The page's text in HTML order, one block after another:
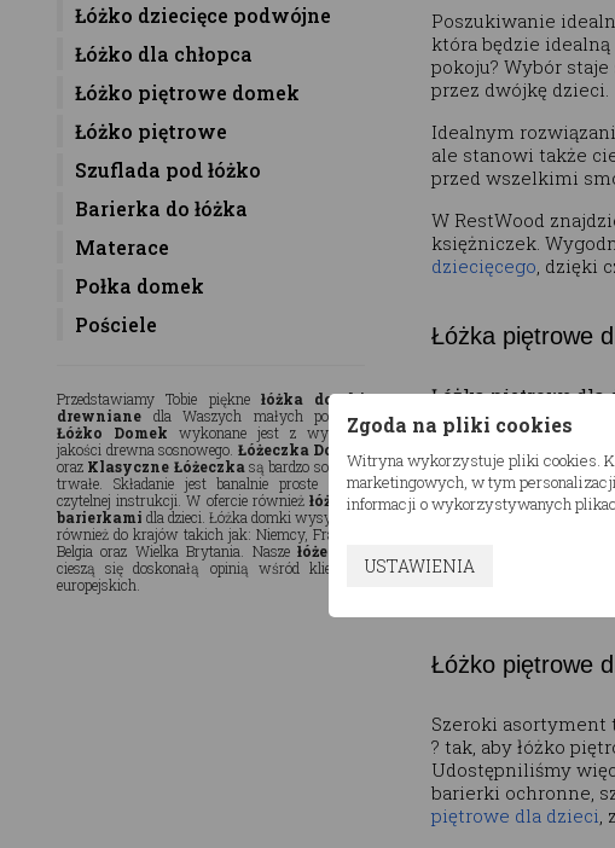
Łóżko dziecięce podwójne
Łóżko dla chłopca
Łóżko piętrowe domek
Łóżko piętrowe
Szuflada pod łóżko
Barierka do łóżka
Materace
Połka domek
Pościele
Przedstawiamy Tobie piękne łóżka domki
drewnianedla Waszych małych pociech.
Łóżko Domek wykonane jest z wysokiej
jakości drewna sosnowego. Łóżeczka Domki
oraz Klasyczne Łóżeczkasą bardzo solidne i
trwałe. Składanie jest banalnie proste dzięki
czytelnej instrukcji. W ofercie również łóżka z
barierkami dla dzieci. Łóżka domki wysyłamy
również do krajów takich jak: Niemcy, Francja,
Belgia oraz Wielka Brytania. Nasze łóżeczka
cieszą się doskonałą opinią wśród klientów
europejskich.
Poszukiwanie
która będzie
pokoju? Wybór
przez dwójkę dzieci.
Idealnym
ale stanowi także
przed wszelkimi
W RestWood
księżniczek.
dziecięcego , dzięki
Łóżka piętrowe
Łóżka piętrowe dla
razu. Proste i
bezpieczeństwo
Stabilna
chwieje się ono, nie
Każdy model,
bezpieczeństwa dla
Łóżko piętrowe
Szeroki asortyment
? tak, aby łóżko
Udostępniliśmy
barierki ochronne,
piętrowe dla dzieci
Zgoda na pliki cookies
Witryna wykorzystuje pliki cookies.
marketingowych, w tym
informacji o wykorzystywanych
USTAWIENIA